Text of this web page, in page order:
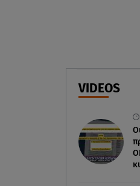
στιγμιότυπο
VIDEOS